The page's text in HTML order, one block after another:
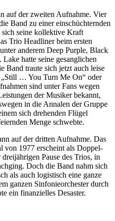
auf der zweiten Aufnahme. Vier
Band zu einer einschüchternden
seine kollektive Kraft
Trio Headliner beim ersten
anderem Deep Purple, Black
hatte seine gesanglichen
Band traute sich jetzt auch leise
„Still … You Turn Me On“ oder
sind unter Fans wegen
der Musiker bekannt,
in die Annalen der Gruppe
sich drehenden Flügel
Menge schwebte.
auf der dritten Aufnahme. Das
von 1977 erscheint als Doppel-
Pause des Trios, in
Doch die Band nahm sich
als auch logistisch eine ganze
ganzen Sinfonieorchester durch
ein finanzielles Desaster.